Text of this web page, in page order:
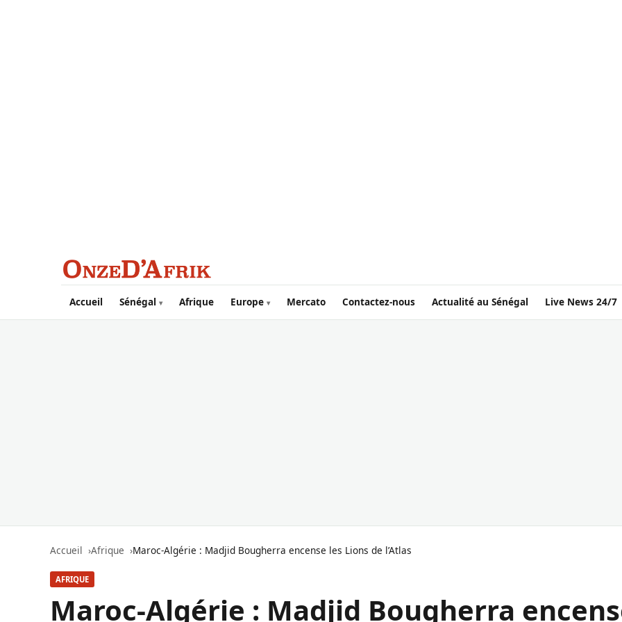
Aller au contenu principal
Accueil Sénégal Afrique Europe Mercato Contactez-nous Actualité au Sénégal Live News 24/7
Accueil Afrique Maroc-Algérie : Madjid Bougherra encense les Lions de l’Atlas
AFRIQUE
Maroc-Algérie : Madjid Bougherra